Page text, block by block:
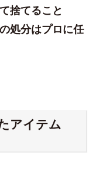
捨てること
処分はプロに任
アイテム